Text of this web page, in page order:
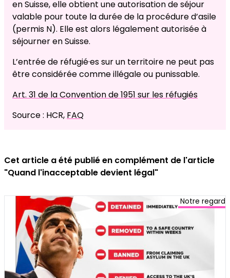
en Suisse, elle obtient une autorisation de séjour
valable pour toute la durée de la procédure d’asile
(permis N). Elle est alors légalement autorisée à
séjourner en Suisse.
L’entrée de réfugié·es sur un territoire ne peut pas
être considérée comme illégale ou punissable.
Art. 31 de la Convention de 1951 sur les réfugiés
Source : HCR, FAQ
Cet article a été publié en complément de l'article
"Quand l'inacceptable devient légal"
Notre regard